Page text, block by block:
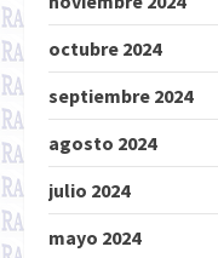
octubre 2024
septiembre 2024
agosto 2024
julio 2024
mayo 2024